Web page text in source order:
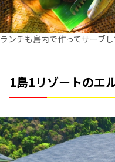
ランチも島内で作ってサーブ
1島1リゾートのエ